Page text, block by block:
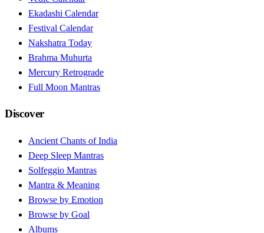
Ekadashi Calendar
Festival Calendar
Nakshatra Today
Brahma Muhurta
Mercury Retrograde
Full Moon Mantras
Discover
Ancient Chants of India
Deep Sleep Mantras
Solfeggio Mantras
Mantra & Meaning
Browse by Emotion
Browse by Goal
Albums